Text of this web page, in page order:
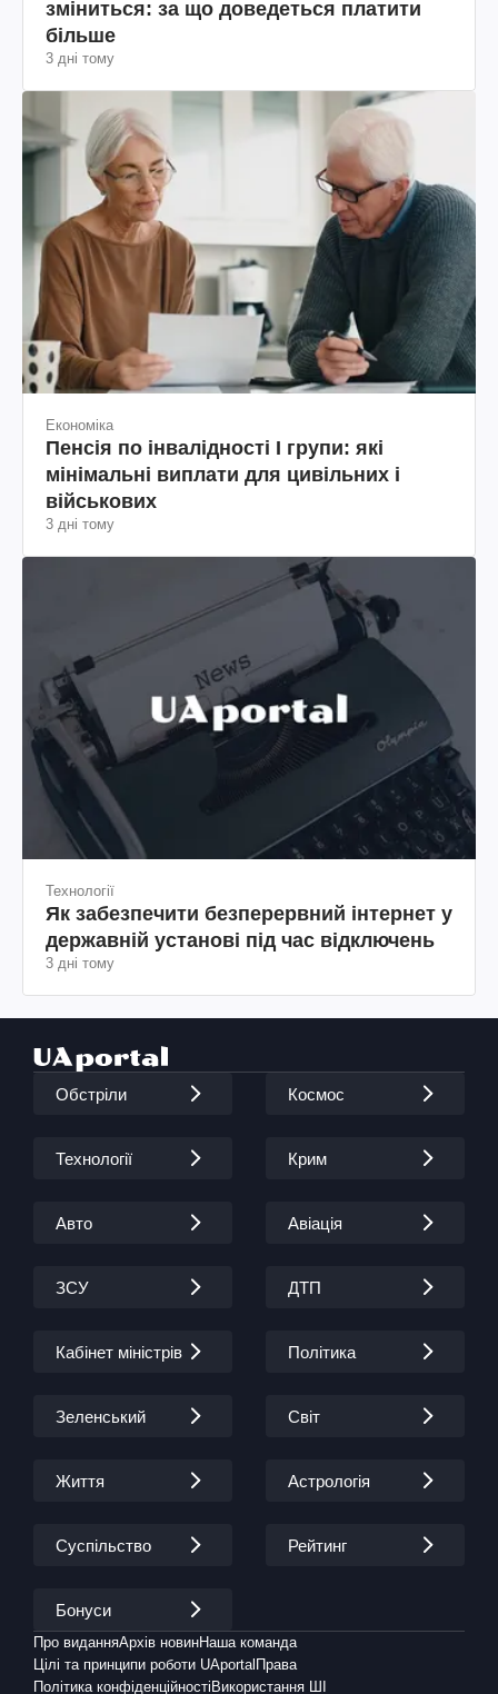
зміниться: за що доведеться платити
більше
3 дні тому
Економіка
Пенсія по інвалідності I групи: які
мінімальні виплати для цивільних і
військових
3 дні тому
Технології
Як забезпечити безперервний інтернет у
державній установі під час відключень
3 дні тому
Обстріли Космос
Технології Крим
Авто Авіація
ЗСУ ДТП
Кабінет міністрів Політика
Зеленський Світ
Життя Астрологія
Суспільство Рейтинг
Бонуси
Про виданняАрхів новинНаша команда
Цілі та принципи роботи UAportal Права
Політика конфіденційності Використання ШІ